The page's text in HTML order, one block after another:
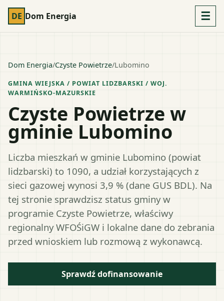
DE Dom Energia ☰
Dom Energia/Czyste Powietrze/Lubomino
GMINA WIEJSKA / POWIAT LIDZBARSKI / WOJ.
WARMIŃSKO-MAZURSKIE
Czyste Powietrze w
gminie Lubomino
Liczba mieszkań w gminie Lubomino (powiat
lidzbarski) to 1090, a udział korzystających z
sieci gazowej wynosi 3,9 % (dane GUS BDL). Na
tej stronie sprawdzisz status gminy w
programie Czyste Powietrze, właściwy
regionalny WFOŚiGW i lokalne dane do zebrania
przed wnioskiem lub rozmową z wykonawcą.
Sprawdź dofinansowanie